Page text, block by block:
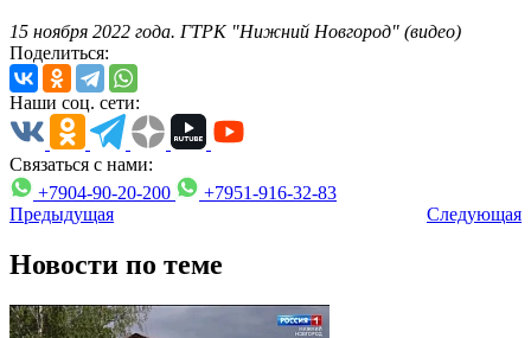
15 ноября 2022 года. ГТРК "Нижний Новгород" (видео)
Поделиться:
Наши соц. сети:
Связаться с нами:
+7904-90-20-200
+7951-916-32-83
Предыдущая
Следующая
Новости по теме